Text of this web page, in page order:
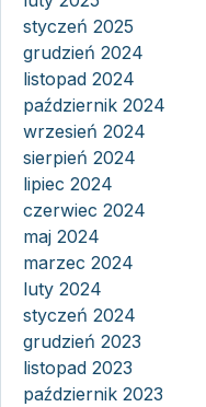
styczeń 2025
grudzień 2024
listopad 2024
październik 2024
wrzesień 2024
sierpień 2024
lipiec 2024
czerwiec 2024
maj 2024
marzec 2024
luty 2024
styczeń 2024
grudzień 2023
listopad 2023
październik 2023